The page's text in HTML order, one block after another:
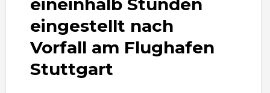
eineinhalb Stunden
eingestellt nach
Vorfall am Flughafen
Stuttgart